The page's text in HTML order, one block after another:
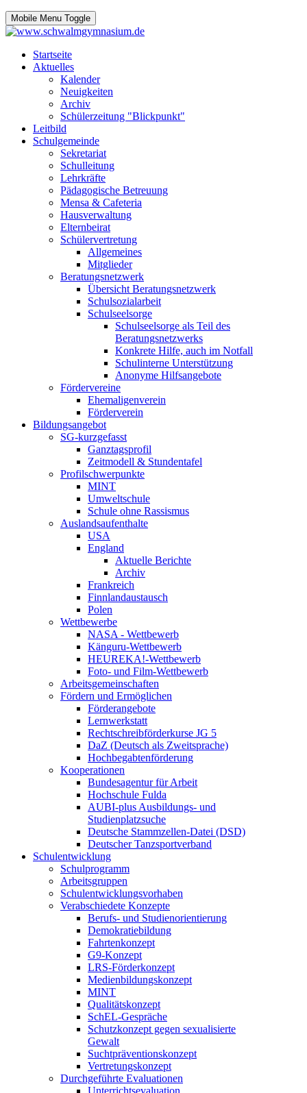
Mobile Menu Toggle
Startseite
Aktuelles
Kalender
Neuigkeiten
Archiv
Schülerzeitung "Blickpunkt"
Leitbild
Schulgemeinde
Sekretariat
Schulleitung
Lehrkräfte
Pädagogische Betreuung
Mensa & Cafeteria
Hausverwaltung
Elternbeirat
Schülervertretung
Allgemeines
Mitglieder
Beratungsnetzwerk
Übersicht Beratungsnetzwerk
Schulsozialarbeit
Schulseelsorge
Schulseelsorge als Teil des
Beratungsnetzwerks
Konkrete Hilfe, auch im Notfall
Schulinterne Unterstützung
Anonyme Hilfsangebote
Fördervereine
Ehemaligenverein
Förderverein
Bildungsangebot
SG-kurzgefasst
Ganztagsprofil
Zeitmodell & Stundentafel
Profilschwerpunkte
MINT
Umweltschule
Schule ohne Rassismus
Auslandsaufenthalte
USA
England
Aktuelle Berichte
Archiv
Frankreich
Finnlandaustausch
Polen
Wettbewerbe
NASA - Wettbewerb
Känguru-Wettbewerb
HEUREKA!-Wettbewerb
Foto- und Film-Wettbewerb
Arbeitsgemeinschaften
Fördern und Ermöglichen
Förderangebote
Lernwerkstatt
Rechtschreibförderkurse JG 5
DaZ (Deutsch als Zweitsprache)
Hochbegabtenförderung
Kooperationen
Bundesagentur für Arbeit
Hochschule Fulda
AUBI-plus Ausbildungs- und
Studienplatzsuche
Deutsche Stammzellen-Datei (DSD)
Deutscher Tanzsportverband
Schulentwicklung
Schulprogramm
Arbeitsgruppen
Schulentwicklungsvorhaben
Verabschiedete Konzepte
Berufs- und Studienorientierung
Demokratiebildung
Fahrtenkonzept
G9-Konzept
LRS-Förderkonzept
Medienbildungskonzept
MINT
Qualitätskonzept
SchEL-Gespräche
Schutzkonzept gegen sexualisierte
Gewalt
Suchtpräventionskonzept
Vertretungskonzept
Durchgeführte Evaluationen
Unterrichtsevaluation